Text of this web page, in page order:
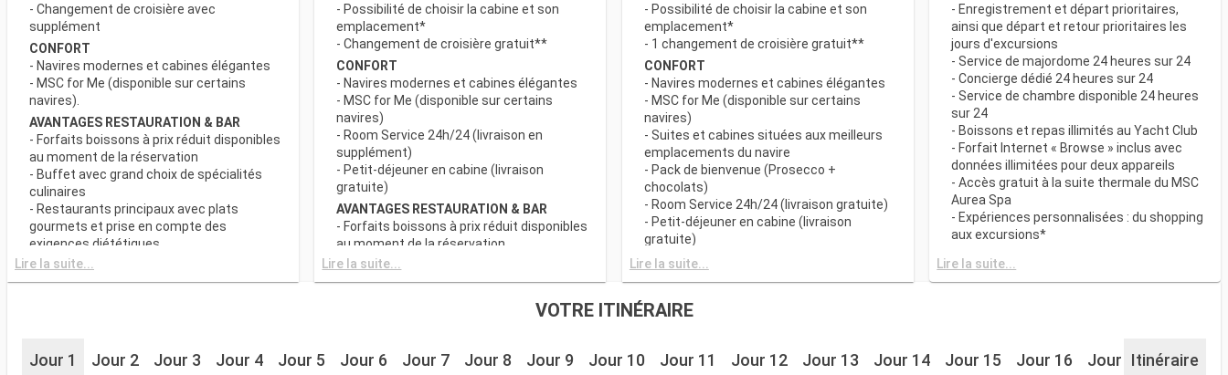
- Changement de croisière avec
supplément
CONFORT
- Navires modernes et cabines élégantes
- MSC for Me (disponible sur certains
navires).
AVANTAGES RESTAURATION & BAR
- Forfaits boissons à prix réduit disponibles
au moment de la réservation
- Buffet avec grand choix de spécialités
culinaires
- Restaurants principaux avec plats
gourmets et prise en compte des
exigences diététiques
SPORT ET DIVERTISSEMENTS
- Programme varié de spectacles de style
- Salle de sport équipée avec vue
panoramique
Lire la suite...
- Possibilité de choisir la cabine et son
emplacement*
- Changement de croisière gratuit**
CONFORT
- Navires modernes et cabines élégantes
- MSC for Me (disponible sur certains
navires)
- Room Service 24h/24 (livraison en
supplément)
- Petit-déjeuner en cabine (livraison
gratuite)
AVANTAGES RESTAURATION & BAR
- Forfaits boissons à prix réduit disponibles
au moment de la réservation
- Buffet avec grand choix de spécialités
réserve de disponibilité)
Lire la suite...
- Possibilité de choisir la cabine et son
emplacement*
- 1 changement de croisière gratuit**
CONFORT
- Navires modernes et cabines élégantes
- MSC for Me (disponible sur certains
navires)
- Suites et cabines situées aux meilleurs
emplacements du navire
- Pack de bienvenue (Prosecco +
chocolats)
- Room Service 24h/24 (livraison gratuite)
- Petit-déjeuner en cabine (livraison
gratuite)
AVANTAGES RESTAURATION & BAR
- Buffet avec grand choix de spécialités
gourmets et prise en compte des
Lire la suite...
- Enregistrement et départ prioritaires,
ainsi que départ et retour prioritaires les
jours d'excursions
- Service de majordome 24 heures sur 24
- Concierge dédié 24 heures sur 24
- Service de chambre disponible 24 heures
sur 24
- Boissons et repas illimités au Yacht Club
- Forfait Internet « Browse » inclus avec
données illimitées pour deux appareils
- Accès gratuit à la suite thermale du MSC
Aurea Spa
- Expériences personnalisées : du shopping
aux excursions*
suite
- Autres attentions personnelles : service
- L’expérience la plus récompensée pour le
Lire la suite...
VOTRE ITINÉRAIRE
Jour 1 Jour 2 Jour 3 Jour 4 Jour 5 Jour 6 Jour 7 Jour 8 Jour 9 Jour 10 Jour 11 Jour 12 Jour 13 Jour 14 Jour 15 Jour 16 Jour 17 Jour 18
Itinéraire